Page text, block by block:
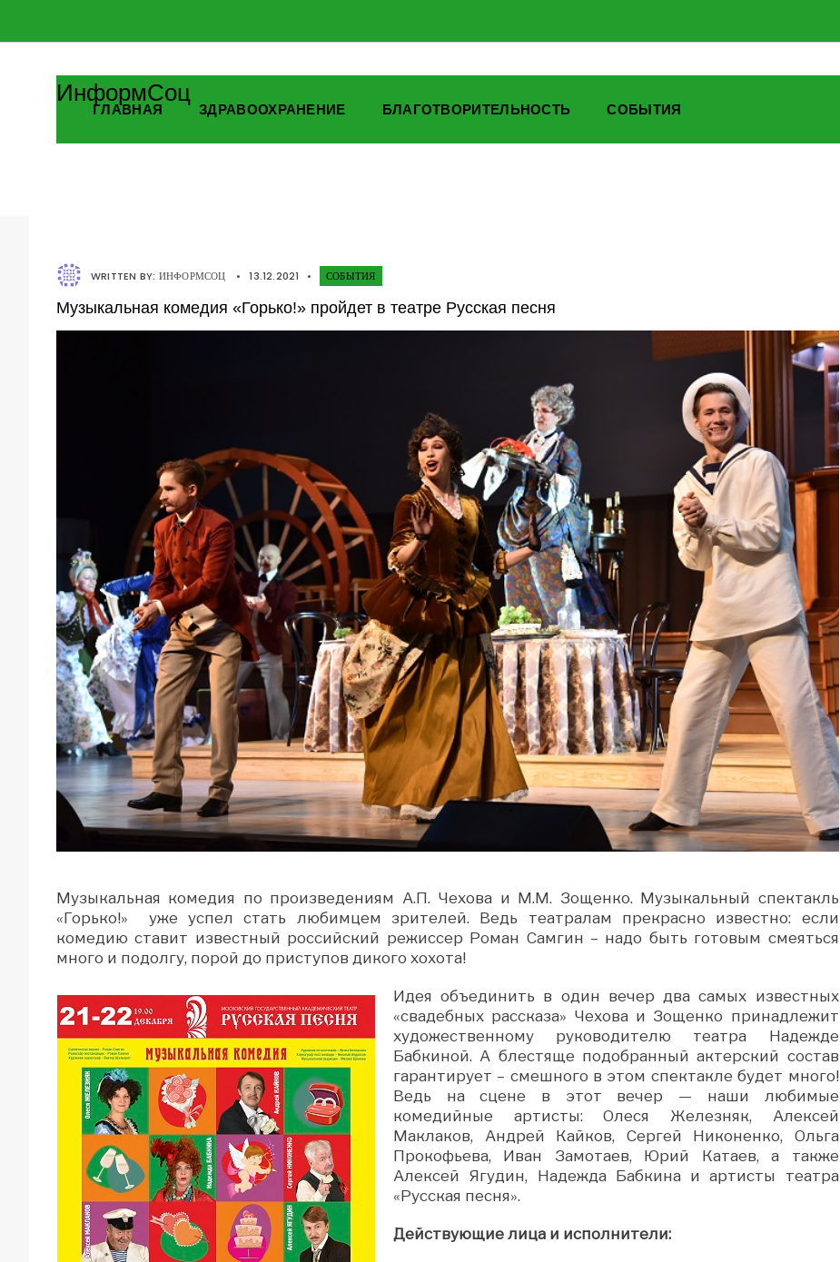
ИнформСоц
ГЛАВНАЯ ЗДРАВООХРАНЕНИЕ БЛАГОТВОРИТЕЛЬНОСТЬ СОБЫТИЯ
WRITTEN BY: ИНФОРМСОЦ • 13.12.2021 • СОБЫТИЯ
Музыкальная комедия «Горько!» пройдет в театре Русская песня
Музыкальная комедия по произведениям А.П. Чехова и М.М. Зощенко. Музыкальный спектакль
«Горько!» уже успел стать любимцем зрителей. Ведь театралам прекрасно известно: если
комедию ставит известный российский режиссер Роман Самгин – надо быть готовым смеяться
много и подолгу, порой до приступов дикого хохота!
Идея объединить в один вечер два самых известных
«свадебных рассказа» Чехова и Зощенко принадлежит
художественному руководителю театра Надежде
Бабкиной. А блестяще подобранный актерский состав
гарантирует – смешного в этом спектакле будет много!
Ведь на сцене в этот вечер — наши любимые
комедийные артисты: Олеся Железняк, Алексей
Маклаков, Андрей Кайков, Сергей Никоненко, Ольга
Прокофьева, Иван Замотаев, Юрий Катаев, а также
Алексей Ягудин, Надежда Бабкина и артисты театра
«Русская песня».
Действующие лица и исполнители: